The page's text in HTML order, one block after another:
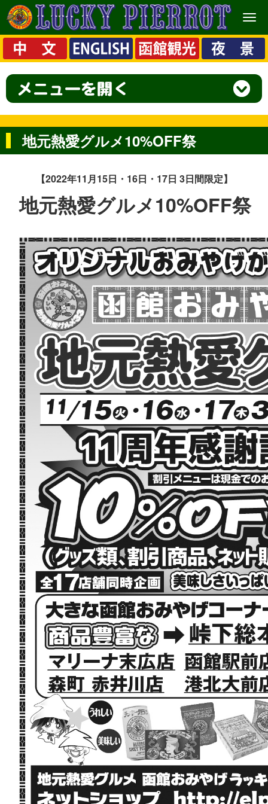
メ
ニ
ュ
ー
地元熱愛グルメ10%OFF祭
【2022年11月15日・16日・17日 3日間限定】
地元熱愛グルメ10%OFF祭